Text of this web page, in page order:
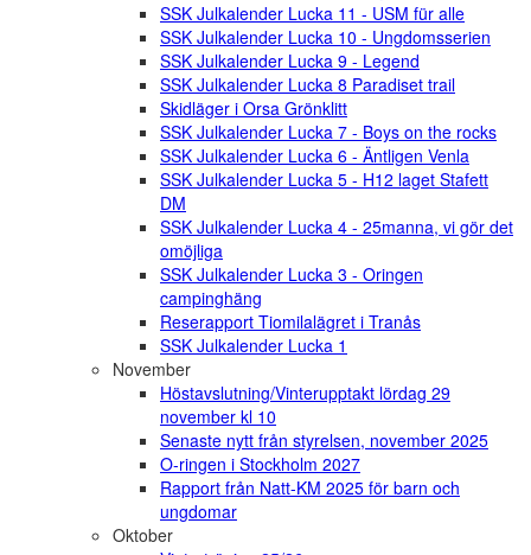
SSK Julkalender Lucka 11 - USM für alle
SSK Julkalender Lucka 10 - Ungdomsserien
SSK Julkalender Lucka 9 - Legend
SSK Julkalender Lucka 8 Paradiset trail
Skidläger i Orsa Grönklitt
SSK Julkalender Lucka 7 - Boys on the rocks
SSK Julkalender Lucka 6 - Äntligen Venla
SSK Julkalender Lucka 5 - H12 laget Stafett
DM
SSK Julkalender Lucka 4 - 25manna, vi gör det
omöjliga
SSK Julkalender Lucka 3 - Oringen
campinghäng
Reserapport Tiomilalägret i Tranås
SSK Julkalender Lucka 1
November
Höstavslutning/Vinterupptakt lördag 29
november kl 10
Senaste nytt från styrelsen, november 2025
O-ringen i Stockholm 2027
Rapport från Natt-KM 2025 för barn och
ungdomar
Oktober